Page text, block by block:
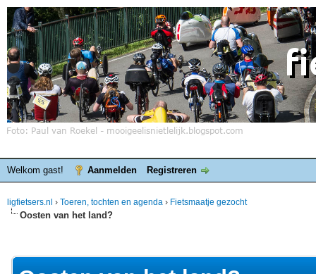
Welkom gast! Aanmelden Registreren
ligfietsers.nl › Toeren, tochten en agenda › Fietsmaatje gezocht
Oosten van het land?